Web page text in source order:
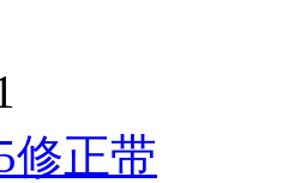
修正带